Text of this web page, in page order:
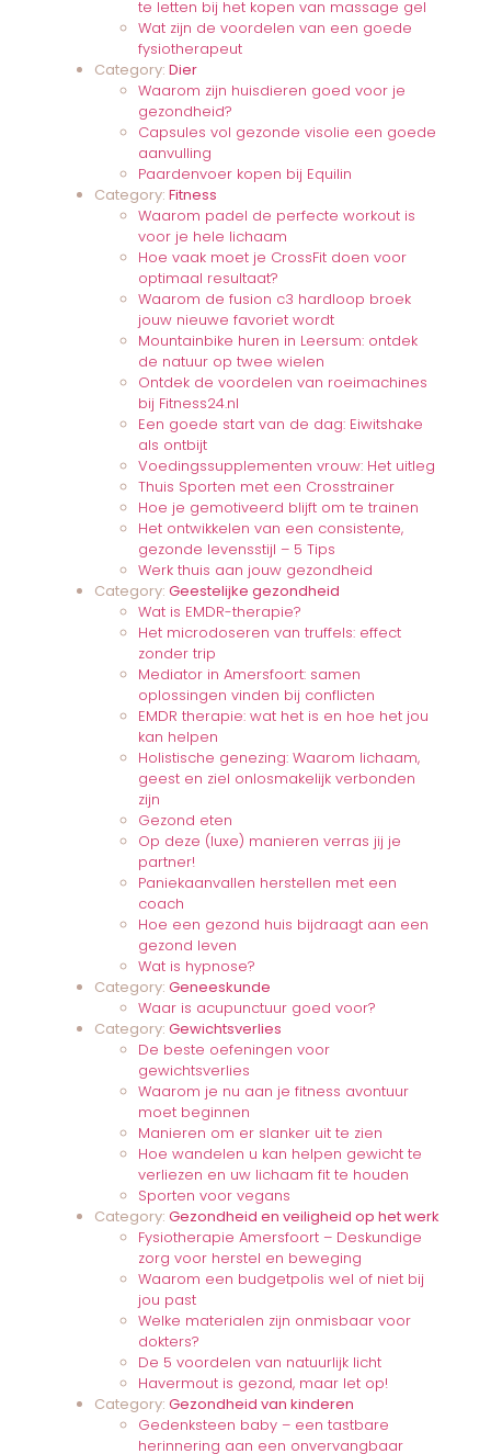
te letten bij het kopen van massage gel
Wat zijn de voordelen van een goede
fysiotherapeut
Category: Dier
Waarom zijn huisdieren goed voor je
gezondheid?
Capsules vol gezonde visolie een goede
aanvulling
Paardenvoer kopen bij Equilin
Category: Fitness
Waarom padel de perfecte workout is
voor je hele lichaam
Hoe vaak moet je CrossFit doen voor
optimaal resultaat?
Waarom de fusion c3 hardloop broek
jouw nieuwe favoriet wordt
Mountainbike huren in Leersum: ontdek
de natuur op twee wielen
Ontdek de voordelen van roeimachines
bij Fitness24.nl
Een goede start van de dag: Eiwitshake
als ontbijt
Voedingssupplementen vrouw: Het uitleg
Thuis Sporten met een Crosstrainer
Hoe je gemotiveerd blijft om te trainen
Het ontwikkelen van een consistente,
gezonde levensstijl – 5 Tips
Werk thuis aan jouw gezondheid
Category: Geestelijke gezondheid
Wat is EMDR-therapie?
Het microdoseren van truffels: effect
zonder trip
Mediator in Amersfoort: samen
oplossingen vinden bij conflicten
EMDR therapie: wat het is en hoe het jou
kan helpen
Holistische genezing: Waarom lichaam,
geest en ziel onlosmakelijk verbonden
zijn
Gezond eten
Op deze (luxe) manieren verras jij je
partner!
Paniekaanvallen herstellen met een
coach
Hoe een gezond huis bijdraagt aan een
gezond leven
Wat is hypnose?
Category: Geneeskunde
Waar is acupunctuur goed voor?
Category: Gewichtsverlies
De beste oefeningen voor
gewichtsverlies
Waarom je nu aan je fitness avontuur
moet beginnen
Manieren om er slanker uit te zien
Hoe wandelen u kan helpen gewicht te
verliezen en uw lichaam fit te houden
Sporten voor vegans
Category: Gezondheid en veiligheid op het werk
Fysiotherapie Amersfoort – Deskundige
zorg voor herstel en beweging
Waarom een budgetpolis wel of niet bij
jou past
Welke materialen zijn onmisbaar voor
dokters?
De 5 voordelen van natuurlijk licht
Havermout is gezond, maar let op!
Category: Gezondheid van kinderen
Gedenksteen baby – een tastbare
herinnering aan een onvervangbaar